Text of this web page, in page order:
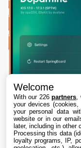
Welcome
With our 226partners
your devices
your personal data
website or in our
later, including in other
Processing this data
loyalty programs, IP,